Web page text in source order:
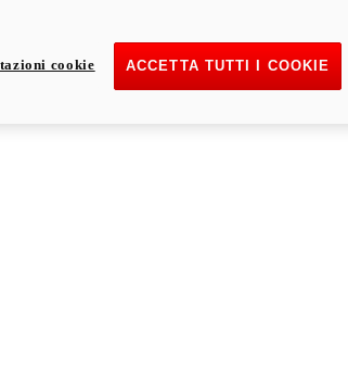
ACCETTA TUTTI I COOKIE
cookie